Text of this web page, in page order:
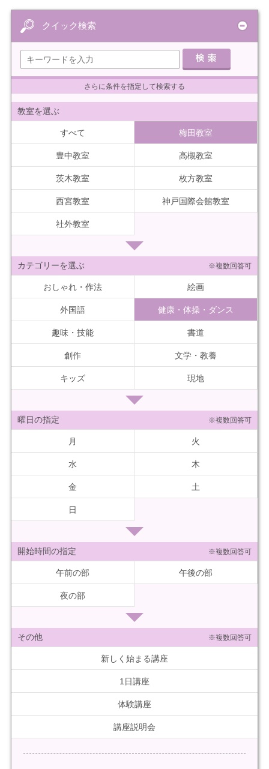
クイック検索
さらに条件を指定して検索する
教室を選ぶ
すべて 梅田教室
豊中教室 高槻教室
茨木教室 枚方教室
西宮教室 神戸国際会館教室
社外教室
カテゴリーを選ぶ ※複数回答可
おしゃれ・作法 絵画
外国語 健康・体操・ダンス
趣味・技能 書道
創作 文学・教養
キッズ 現地
曜日の指定 ※複数回答可
月 火
水 木
金 土
日
開始時間の指定 ※複数回答可
午前の部 午後の部
夜の部
その他 ※複数回答可
新しく始まる講座
1日講座
体験講座
講座説明会